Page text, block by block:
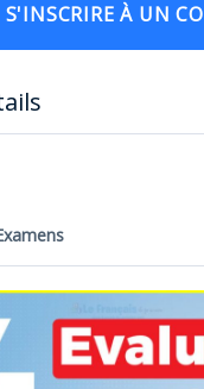
S'INSCRIRE À UN